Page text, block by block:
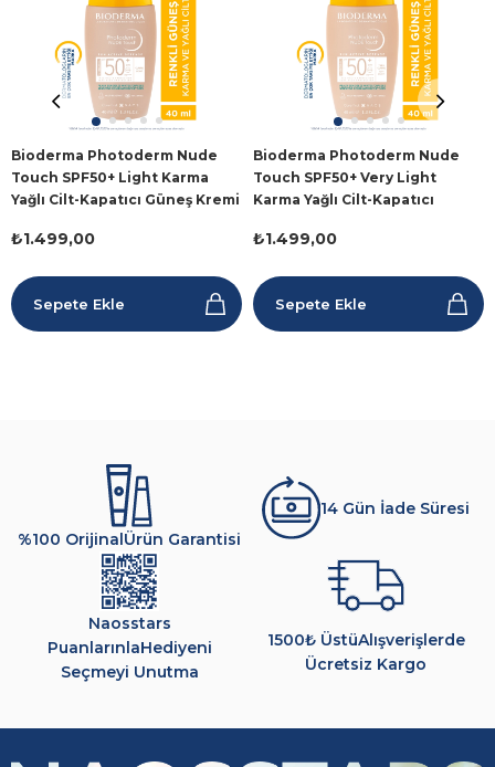
Bioderma Photoderm Nude
Touch SPF50+ Light Karma
Yağlı Cilt-Kapatıcı Güneş Kremi
₺1.499,00
Sepete Ekle
Bioderma Photoderm Nude
Touch SPF50+ Very Light
Karma Yağlı Cilt-Kapatıcı
₺1.499,00
Sepete Ekle
%100 OrijinalÜrün Garantisi
14 Gün İade Süresi
Naosstars
PuanlarınlaHediyeni
Seçmeyi Unutma
1500₺ ÜstüAlışverişlerde
Ücretsiz Kargo